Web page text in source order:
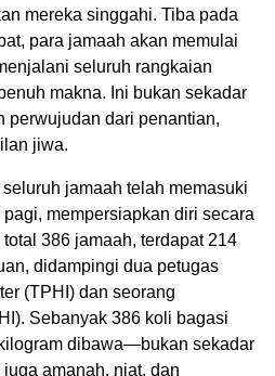
mereka singgahi. Tiba pada
para jamaah akan memulai
seluruh rangkaian
makna. Ini bukan sekadar
perwujudan dari penantian,
jiwa.
jamaah telah memasuki
mempersiapkan diri secara
386 jamaah, terdapat 214
didampingi dua petugas
(TPHI) dan seorang
Sebanyak 386 koli bagasi
dibawa—bukan sekadar
amanah, niat, dan